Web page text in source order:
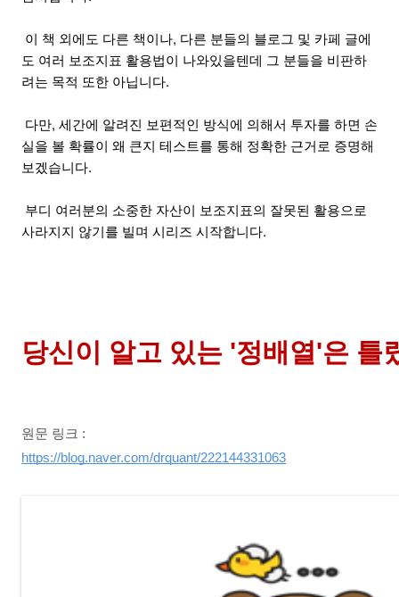
도 여러 보조지표 활용법이 나와있을텐데 그 분들을 비판하
려는 목적 또한 아닙니다.
실을 볼 확률이 왜 큰지 테스트를 통해 정확한 근거로 증명해
보겠습니다.
사라지지 않기를 빌며 시리즈 시작합니다.
당신이 알고 있는 '정배열'은 틀
원문 링크 :
https://blog.naver.com/drquant/222144331063